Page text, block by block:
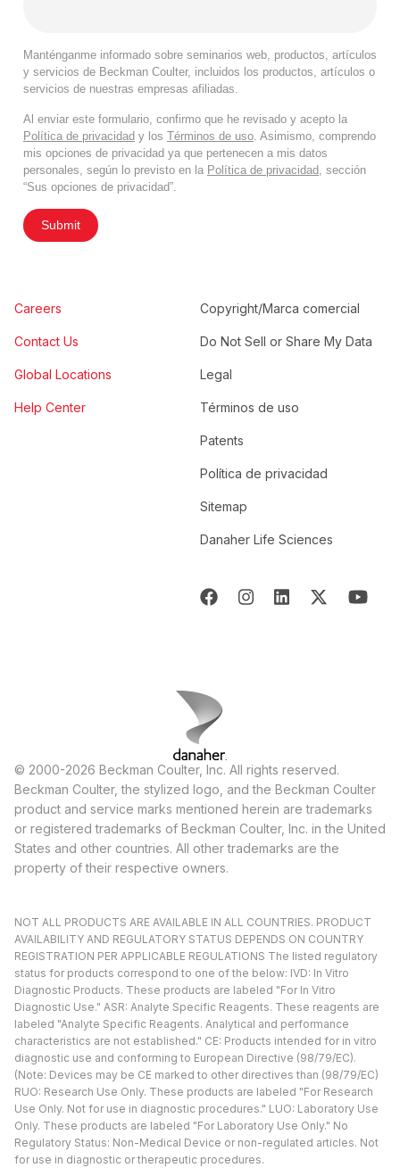
Manténganme informado sobre seminarios web, productos, artículos
y servicios de Beckman Coulter, incluidos los productos, artículos o
servicios de nuestras empresas afiliadas.
Al enviar este formulario, confirmo que he revisado y acepto la
Política de privacidad y los Términos de uso. Asimismo, comprendo
mis opciones de privacidad ya que pertenecen a mis datos
personales, según lo previsto en la Política de privacidad, sección
“Sus opciones de privacidad”.
Submit
Careers
Contact Us
Global Locations
Help Center
Copyright/Marca comercial
Do Not Sell or Share My Data
Legal
Términos de uso
Patents
Política de privacidad
Sitemap
Danaher Life Sciences
© 2000-2026 Beckman Coulter, Inc. All rights reserved.
Beckman Coulter, the stylized logo, and the Beckman Coulter
product and service marks mentioned herein are trademarks
or registered trademarks of Beckman Coulter, Inc. in the United
States and other countries. All other trademarks are the
property of their respective owners.
NOT ALL PRODUCTS ARE AVAILABLE IN ALL COUNTRIES. PRODUCT
AVAILABILITY AND REGULATORY STATUS DEPENDS ON COUNTRY
REGISTRATION PER APPLICABLE REGULATIONS The listed regulatory
status for products correspond to one of the below: IVD: In Vitro
Diagnostic Products. These products are labeled "For In Vitro
Diagnostic Use." ASR: Analyte Specific Reagents. These reagents are
labeled "Analyte Specific Reagents. Analytical and performance
characteristics are not established." CE: Products intended for in vitro
diagnostic use and conforming to European Directive (98/79/EC).
(Note: Devices may be CE marked to other directives than (98/79/EC)
RUO: Research Use Only. These products are labeled "For Research
Use Only. Not for use in diagnostic procedures." LUO: Laboratory Use
Only. These products are labeled "For Laboratory Use Only." No
Regulatory Status: Non-Medical Device or non-regulated articles. Not
for use in diagnostic or therapeutic procedures.